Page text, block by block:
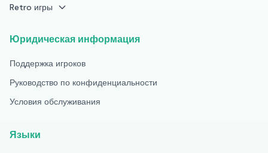
Retro игры
Юридическая информация
Поддержка игроков
Руководство по конфиденциальности
Условия обслуживания
Языки